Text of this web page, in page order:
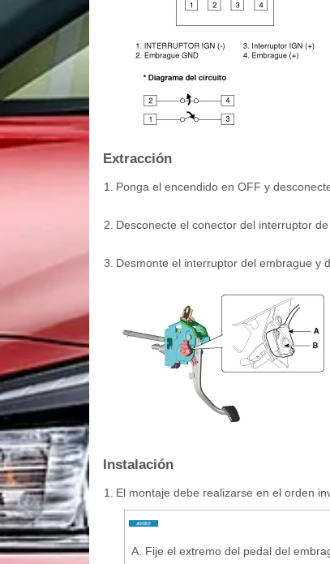
Extracción
1. Ponga el encendido en OFF y
2. Desconecte el conector del interruptor
3. Desmonte el interruptor del embrague y
Instalación
1. El montaje debe realizarse en el orden
A. Fije el extremo del pedal del